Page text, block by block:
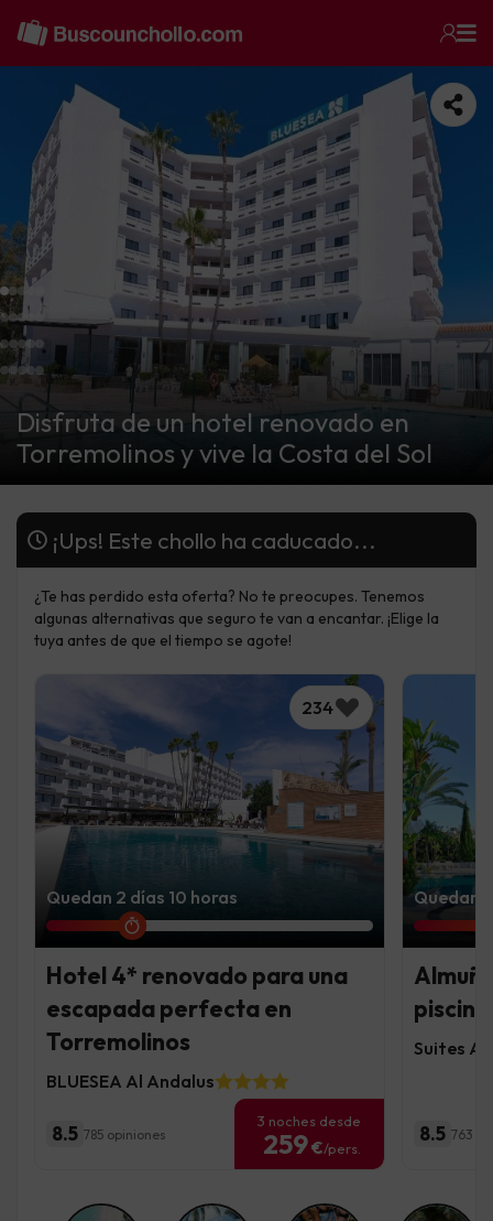
Disfruta de un hotel renovado en
Torremolinos y vive la Costa del Sol
¡Ups! Este chollo ha caducado...
¿Te has perdido esta oferta? No te preocupes. Tenemos
algunas alternativas que seguro te van a encantar. ¡Elige la
tuya antes de que el tiempo se agote!
234
Quedan 2 días 10 horas
Hotel 4* renovado para una
escapada perfecta en
Torremolinos
BLUESEA Al Andalus
8.5 785 opiniones
3 noches desde
259€/pers.
Quedan
Suites
8.5 763